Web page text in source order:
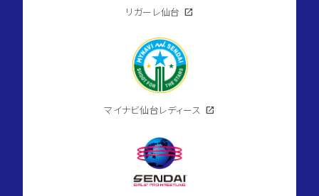
リガーレ仙台 open_in_new
マイナビ仙台レディース open_in_new